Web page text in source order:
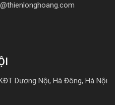
Dương Nội, Hà Đông, Hà Nội